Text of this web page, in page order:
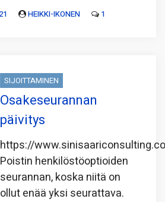
HEIKKI-IKONEN 1
SIJOITTAMINEN
Osakeseurannan
päivitys
https://
Poistin henkilöstöoptioiden
seurannan, koska niitä on
ollut enää yksi seurattava.